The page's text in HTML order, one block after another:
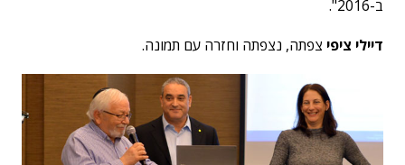
ב-2016".
דיילי ציפי צפתה, נצפתה וחזרה עם תמונה.